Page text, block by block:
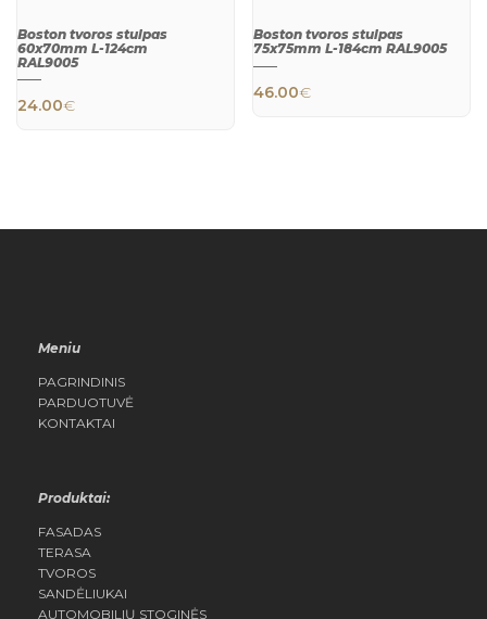
Boston tvoros stulpas
60x70mm L-124cm
RAL9005
24.00€
Boston tvoros stulpas
75x75mm L-184cm RAL9005
46.00€
Meniu
PAGRINDINIS
PARDUOTUVĖ
KONTAKTAI
Produktai:
FASADAS
TERASA
TVOROS
SANDĖLIUKAI
AUTOMOBILIŲ STOGINĖS